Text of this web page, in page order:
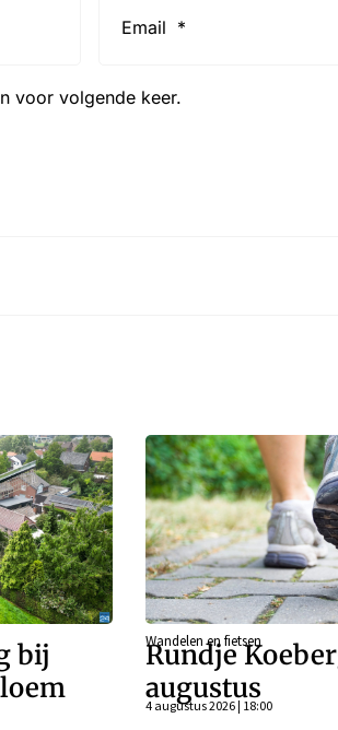
voor volgende keer.
bij
Wandelen en fietsen
Rundje
augustus
4 augustus 2026 | 18:00